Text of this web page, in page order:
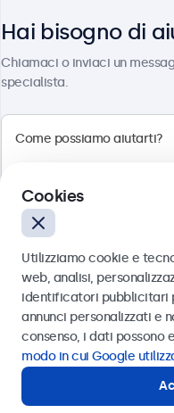
Italiano
Hai bisogno di
Chiamaci o inviaci un
specialista.
Oppure
Contatta i nostri esperti
Cookies
Utilizziamo cookie e
web, analisi,
identificatori pubblicitari
annunci personalizzati e
consenso, i dati possono
modo in cui Google